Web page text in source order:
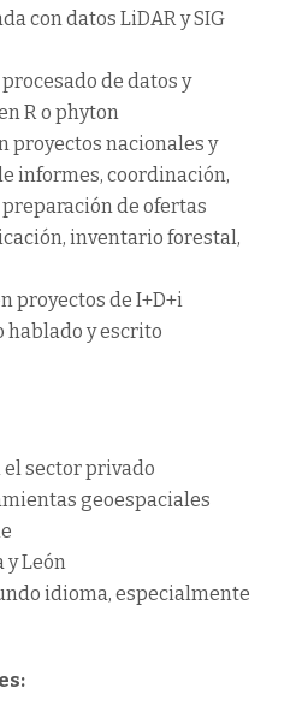
con datos LiDAR y SIG
de datos y
R o phyton
proyectos nacionales y
informes, coordinación,
de ofertas
inventario forestal,
proyectos de I+D+i
hablado y escrito
el sector privado
geoespaciales
León
idioma, especialmente